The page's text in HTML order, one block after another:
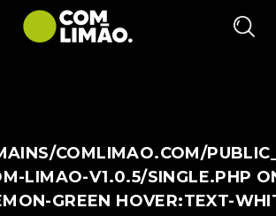
COMLIMAO.COM/
LIMAO-V1.0.5/SINGLE.PHP
GREEN HOVER:TEXT-